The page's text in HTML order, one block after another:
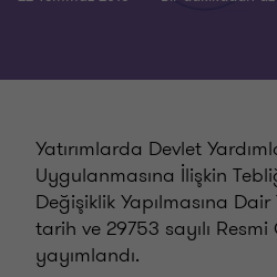
Yatırımlarda Devlet
Uygulanmasına İlişkin
Değişiklik Yapılmasına
tarih ve 29753 sayılı Resmi
yayımlandı.